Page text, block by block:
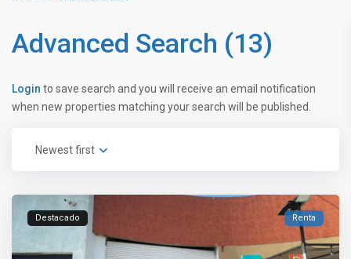
Advanced Search (13)
Loginto save search and you will receive an email notification
when new properties matching your search will be published.
Newest first
Destacado Renta